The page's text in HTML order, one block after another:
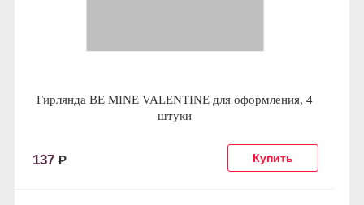
Гирлянда BE MINE VALENTINE для оформления, 4
штуки
137 Р